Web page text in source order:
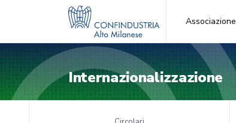
Associazione
Internazionalizzazione